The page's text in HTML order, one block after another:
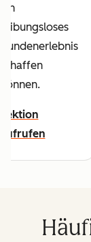
ein
reibungsloses
Kundenerlebnis
schaffen
können.
Lektion
aufrufen